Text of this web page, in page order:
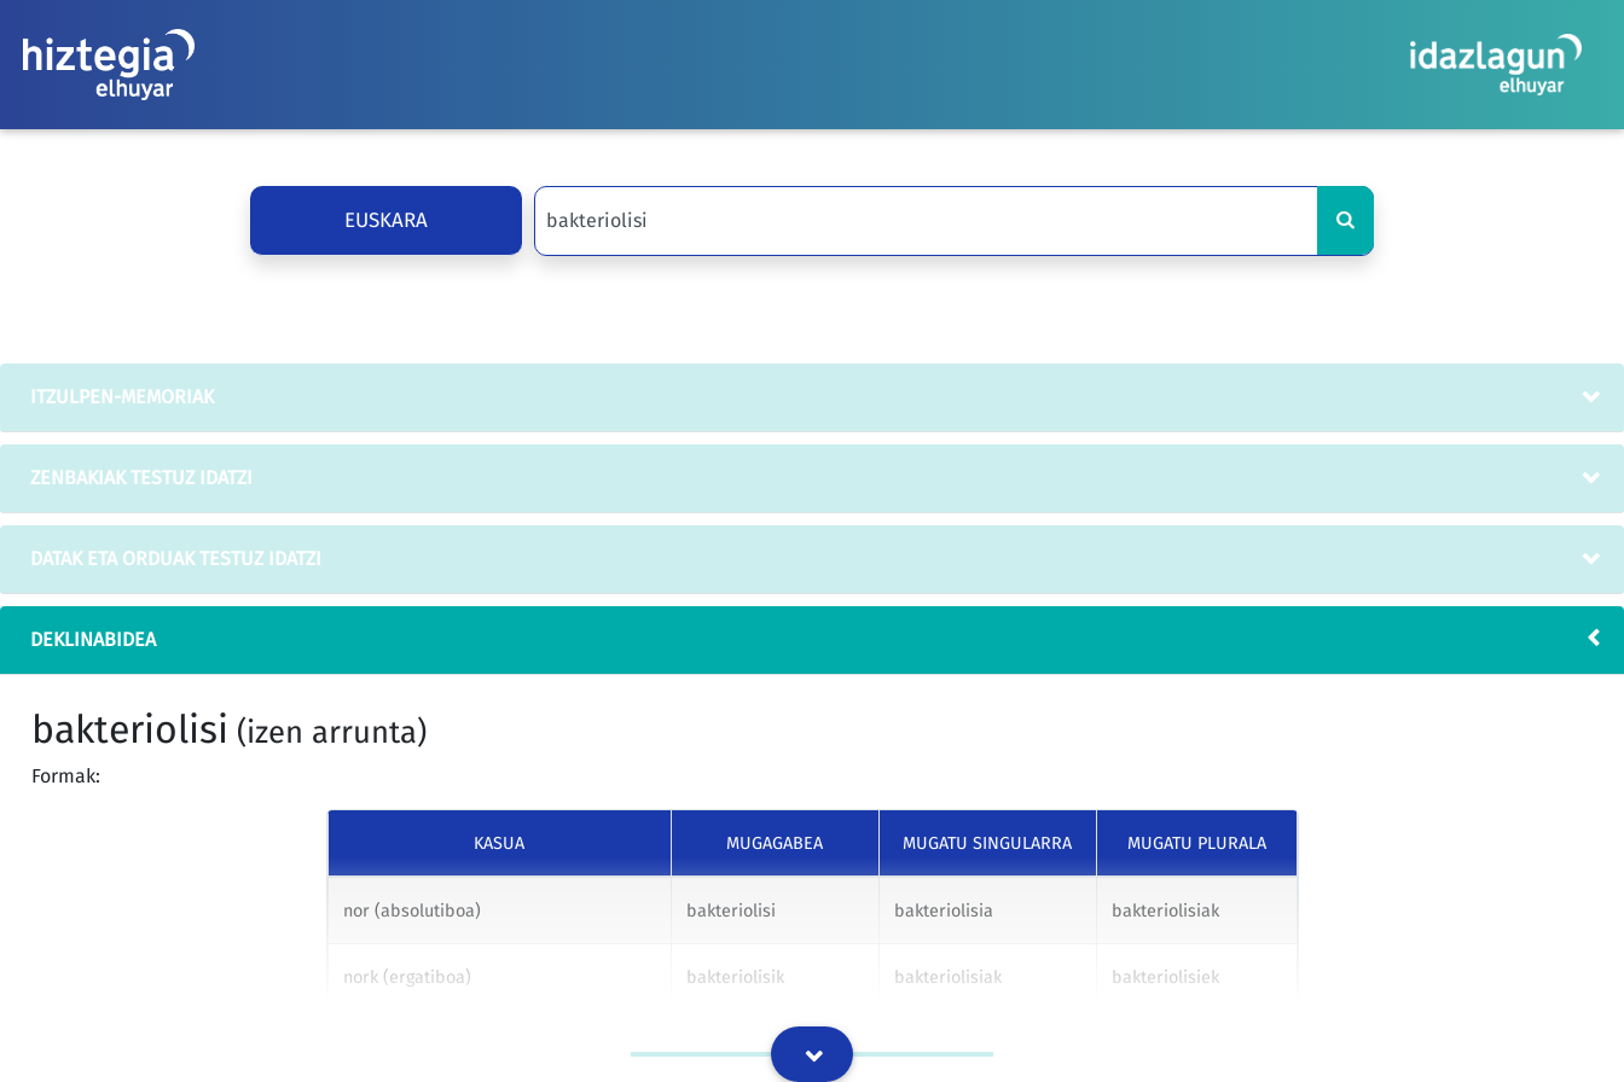
EUSKARA
ITZULPEN-MEMORIAK
ZENBAKIAK TESTUZ IDATZI
DATAK ETA ORDUAK TESTUZ IDATZI
DEKLINABIDEA
bakteriolisi (izen arrunta)
Formak:
KASUA MUGAGABEA MUGATU SINGULARRA MUGATU PLURALA
nor (absolutiboa) bakteriolisi bakteriolisia bakteriolisiak
nork (ergatiboa) bakteriolisik bakteriolisiak bakteriolisiek
bakteriolisiri